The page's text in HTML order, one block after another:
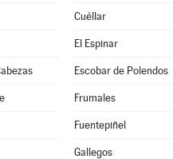
Cuéllar
El Espinar
Escobar de Polendos
Frumales
Fuentepiñel
Gallegos